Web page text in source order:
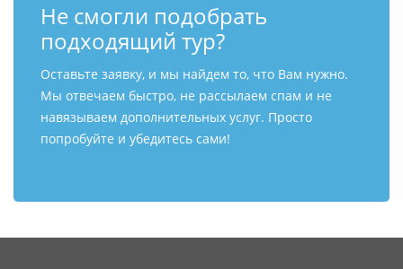
Не смогли подобрать
подходящий тур?
Оставьте заявку, и мы найдем то, что Вам нужно.
Мы отвечаем быстро, не рассылаем спам и не
навязываем дополнительных услуг. Просто
попробуйте и убедитесь сами!